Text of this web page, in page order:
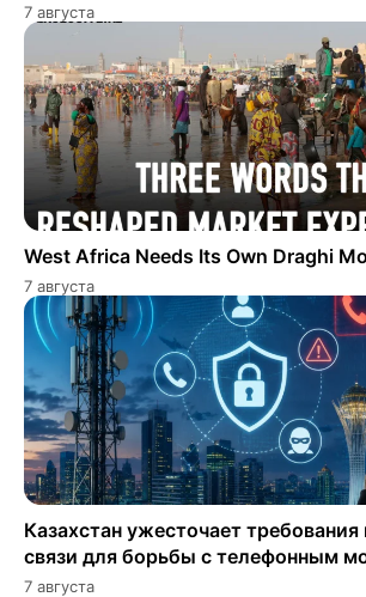
7 августа
West Africa Needs Its Own Draghi
7 августа
Казахстан ужесточает
связи для борьбы с телефонным
7 августа